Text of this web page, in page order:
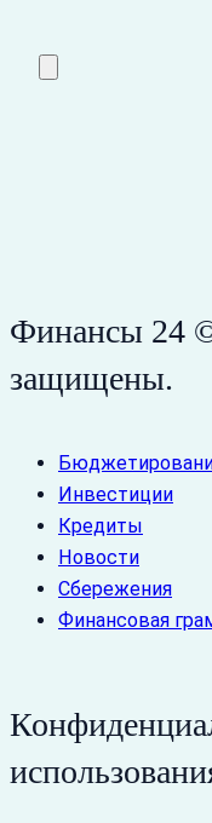
Финансы 24
защищены.
Инвестиции
Кредиты
Новости
Сбережения
Финансовая